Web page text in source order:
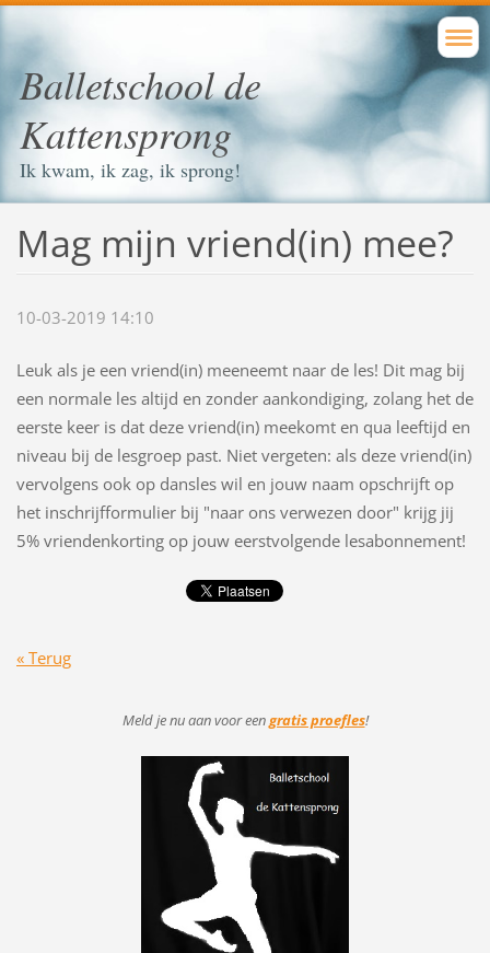
Balletschool de
Kattensprong
Ik kwam, ik zag, ik sprong!
Mag mijn vriend(in) mee?
10-03-2019 14:10
Leuk als je een vriend(in) meeneemt naar de les! Dit mag bij
een normale les altijd en zonder aankondiging, zolang het de
eerste keer is dat deze vriend(in) meekomt en qua leeftijd en
niveau bij de lesgroep past. Niet vergeten: als deze vriend(in)
vervolgens ook op dansles wil en jouw naam opschrijft op
het inschrijfformulier bij "naar ons verwezen door" krijg jij
5% vriendenkorting op jouw eerstvolgende lesabonnement!
« Terug
Meld je nu aan vooreengratis proefles!